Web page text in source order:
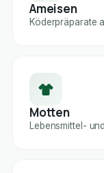
Ameisen
Köderpräparate
Motten
Lebensmittel-